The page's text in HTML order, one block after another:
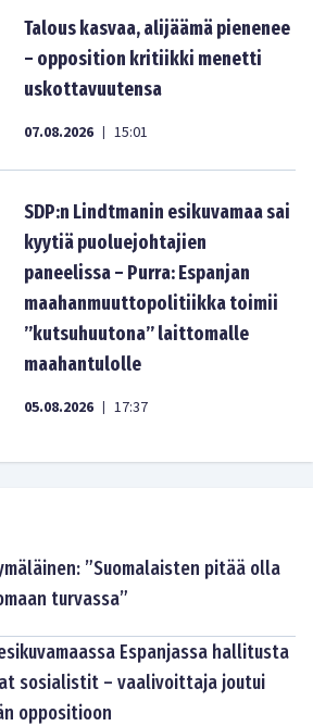
Talous kasvaa, alijäämä pienenee
– opposition kritiikki menetti
uskottavuutensa
07.08.2026 | 15:01
SDP:n Lindtmanin esikuvamaa sai
kyytiä puoluejohtajien
paneelissa – Purra: Espanjan
maahanmuuttopolitiikka toimii
”kutsuhuutona” laittomalle
maahantulolle
05.08.2026 | 17:37
”Suomalaisten pitää olla
turvassa”
Espanjassa hallitusta
sosialistit – vaalivoittaja joutui
oppositioon